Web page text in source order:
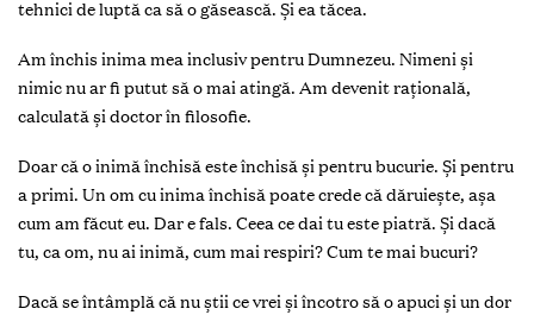
tehnici de luptă ca să o găsească. Și ea tăcea.
Am închis inima mea inclusiv pentru Dumnezeu. Nimeni și
nimic nu ar fi putut să o mai atingă. Am devenit raţională,
calculată și doctor în filosofie.
Doar că o inimă închisă este închisă și pentru bucurie. Și pentru
a primi. Un om cu inima închisă poate crede că dăruiește, așa
cum am făcut eu. Dar e fals. Ceea ce dai tu este piatră. Și dacă
tu, ca om, nu ai inimă, cum mai respiri? Cum te mai bucuri?
Dacă se întâmplă că nu știi ce vrei și încotro să o apuci și un dor